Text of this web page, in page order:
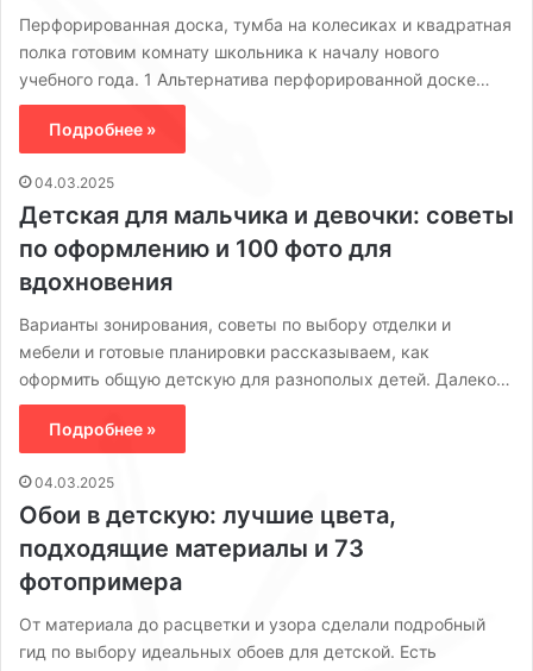
Перфорированная доска, тумба на колесиках и квадратная
полка готовим комнату школьника к началу нового
учебного года. 1 Альтернатива перфорированной доске…
Подробнее »
04.03.2025
Детская для мальчика и девочки: советы
по оформлению и 100 фото для
вдохновения
Варианты зонирования, советы по выбору отделки и
мебели и готовые планировки рассказываем, как
оформить общую детскую для разнополых детей. Далеко…
Подробнее »
04.03.2025
Обои в детскую: лучшие цвета,
подходящие материалы и 73
фотопримера
От материала до расцветки и узора сделали подробный
гид по выбору идеальных обоев для детской. Есть